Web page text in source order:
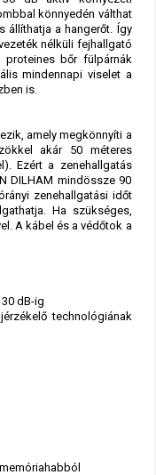
könnyedén válthat
állíthatja a hangerőt. Így
nélküli fejhallgató
proteines bőr fülpárnák
mindennapi viselet a
is.
amely megkönnyíti a
akár 50 méteres
Ezért a zenehallgatás
DILHAM mindössze 90
zenehallgatási időt
Ha szükséges,
A kábel és a védőtok a
dB-ig
technológiának